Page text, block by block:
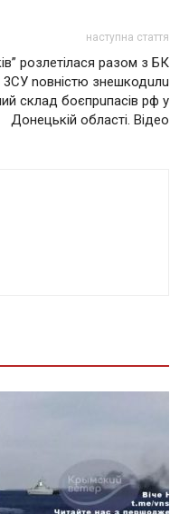
наступна стаття
розлетілася разом з БК
3СУ nовністю знешкодuлu
склад боєпрuпасів рф у
Донецькій області. Відео